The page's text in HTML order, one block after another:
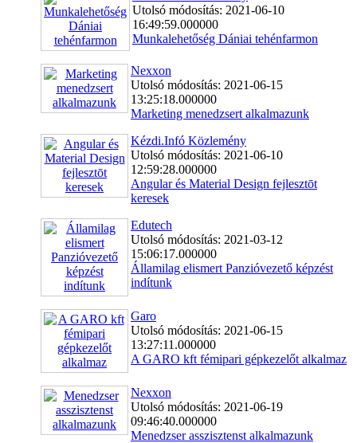
Utolsó módosítás: 2021-06-10
16:49:59.000000
Munkalehetőség Dániai tehénfarmon
Nexxon
Utolsó módosítás: 2021-06-15
13:25:18.000000
Marketing menedzsert alkalmazunk
Kézdi.Infó Közlemény
Utolsó módosítás: 2021-06-10
12:59:28.000000
Angular és Material Design fejlesztōt
keresek
Edutech
Utolsó módosítás: 2021-03-12
15:06:17.000000
Államilag elismert Panzióvezető képzést
indítunk
Garo
Utolsó módosítás: 2021-06-15
13:27:11.000000
A GARO kft fémipari gépkezelőt alkalmaz
Nexxon
Utolsó módosítás: 2021-06-19
09:46:40.000000
Menedzser asszisztenst alkalmazunk